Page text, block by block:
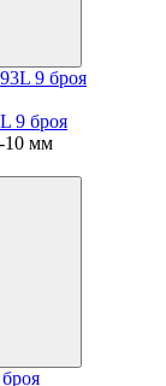
9 броя
10 мм